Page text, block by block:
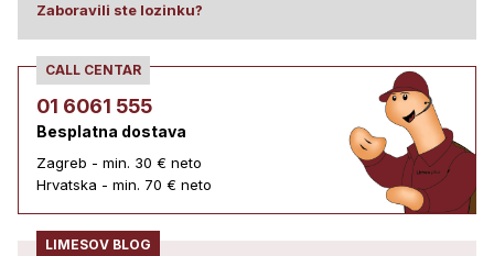
Zaboravili ste lozinku?
CALL CENTAR
01 6061 555
Besplatna dostava
Zagreb - min. 30 € neto
Hrvatska - min. 70 € neto
LIMESOV BLOG